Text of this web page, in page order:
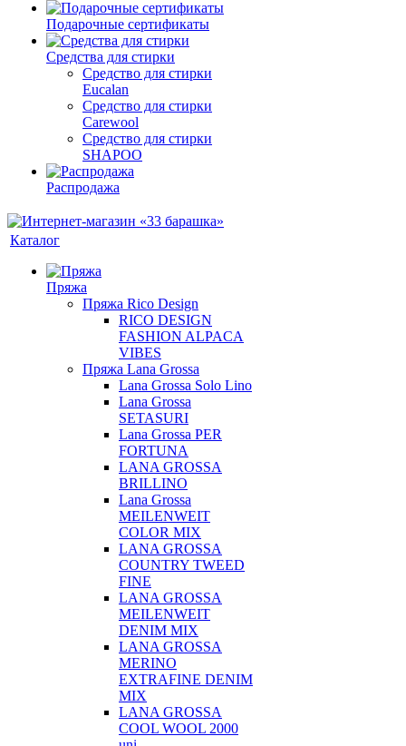
Подарочные сертификаты
Средства для стирки
Средство для стирки
Eucalan
Средство для стирки
Carewool
Средство для стирки
SHAPOO
Распродажа
Каталог
Пряжа
Пряжа Rico Design
RICO DESIGN
FASHION ALPACA
VIBES
Пряжа Lana Grossa
Lana Grossa Solo Lino
Lana Grossa
SETASURI
Lana Grossa PER
FORTUNA
LANA GROSSA
BRILLINO
Lana Grossa
MEILENWEIT
COLOR MIX
LANA GROSSA
COUNTRY TWEED
FINE
LANA GROSSA
MEILENWEIT
DENIM MIX
LANA GROSSA
MERINO
EXTRAFINE DENIM
MIX
LANA GROSSA
COOL WOOL 2000